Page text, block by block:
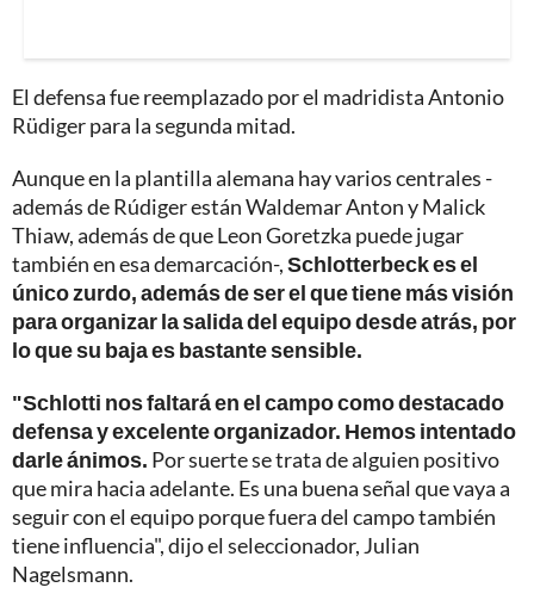
El defensa fue reemplazado por el madridista Antonio
Rüdiger para la segunda mitad.
Aunque en la plantilla alemana hay varios centrales -
además de Rúdiger están Waldemar Anton y Malick
Thiaw, además de que Leon Goretzka puede jugar
también en esa demarcación-,Schlotterbeck es el
único zurdo, además de ser el que tiene más visión
para organizar la salida del equipo desde atrás, por
lo que su baja es bastante sensible.
"Schlotti nos faltará en el campo como destacado
defensa y excelente organizador. Hemos intentado
darle ánimos. Por suerte se trata de alguien positivo
que mira hacia adelante. Es una buena señal que vaya a
seguir con el equipo porque fuera del campo también
tiene influencia", dijo el seleccionador, Julian
Nagelsmann.